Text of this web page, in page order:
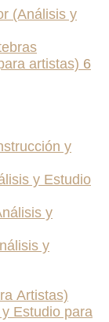
(Análisis y
artistas) 6
y
y Estudio
y
y
Artistas)
Estudio para